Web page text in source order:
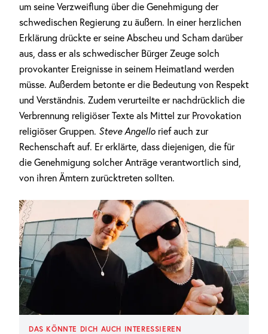
um seine Verzweiflung über die Genehmigung der
schwedischen Regierung zu äußern. In einer herzlichen
Erklärung drückte er seine Abscheu und Scham darüber
aus, dass er als schwedischer Bürger Zeuge solch
provokanter Ereignisse in seinem Heimatland werden
müsse. Außerdem betonte er die Bedeutung von Respekt
und Verständnis. Zudem verurteilte er nachdrücklich die
Verbrennung religiöser Texte als Mittel zur Provokation
religiöser Gruppen. Steve Angello rief auch zur
Rechenschaft auf. Er erklärte, dass diejenigen, die für
die Genehmigung solcher Anträge verantwortlich sind,
von ihren Ämtern zurücktreten sollten.
DAS KÖNNTE DICH AUCH INTERESSIEREN